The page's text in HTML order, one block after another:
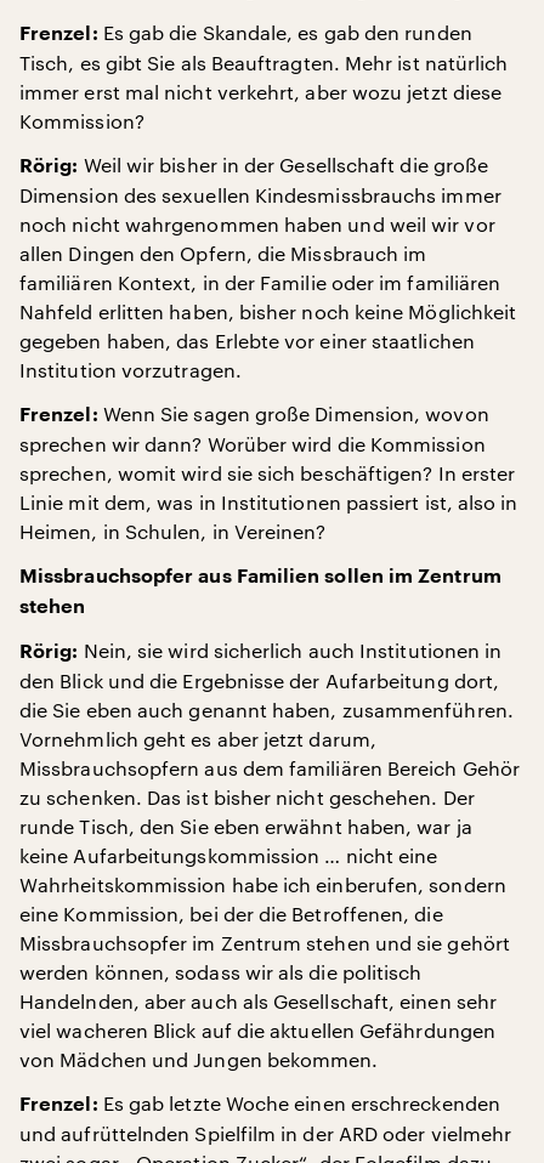
Frenzel: Es gab die Skandale, es gab den runden
Tisch, es gibt Sie als Beauftragten. Mehr ist natürlich
immer erst mal nicht verkehrt, aber wozu jetzt diese
Kommission?
Rörig: Weil wir bisher in der Gesellschaft die große
Dimension des sexuellen Kindesmissbrauchs immer
noch nicht wahrgenommen haben und weil wir vor
allen Dingen den Opfern, die Missbrauch im
familiären Kontext, in der Familie oder im familiären
Nahfeld erlitten haben, bisher noch keine Möglichkeit
gegeben haben, das Erlebte vor einer staatlichen
Institution vorzutragen.
Frenzel: Wenn Sie sagen große Dimension, wovon
sprechen wir dann? Worüber wird die Kommission
sprechen, womit wird sie sich beschäftigen? In erster
Linie mit dem, was in Institutionen passiert ist, also in
Heimen, in Schulen, in Vereinen?
Missbrauchsopfer aus Familien sollen im Zentrum
stehen
Rörig: Nein, sie wird sicherlich auch Institutionen in
den Blick und die Ergebnisse der Aufarbeitung dort,
die Sie eben auch genannt haben, zusammenführen.
Vornehmlich geht es aber jetzt darum,
Missbrauchsopfern aus dem familiären Bereich Gehör
zu schenken. Das ist bisher nicht geschehen. Der
runde Tisch, den Sie eben erwähnt haben, war ja
keine Aufarbeitungskommission … nicht eine
Wahrheitskommission habe ich einberufen, sondern
eine Kommission, bei der die Betroffenen, die
Missbrauchsopfer im Zentrum stehen und sie gehört
werden können, sodass wir als die politisch
Handelnden, aber auch als Gesellschaft, einen sehr
viel wacheren Blick auf die aktuellen Gefährdungen
von Mädchen und Jungen bekommen.
Frenzel: Es gab letzte Woche einen erschreckenden
und aufrüttelnden Spielfilm in der ARD oder vielmehr